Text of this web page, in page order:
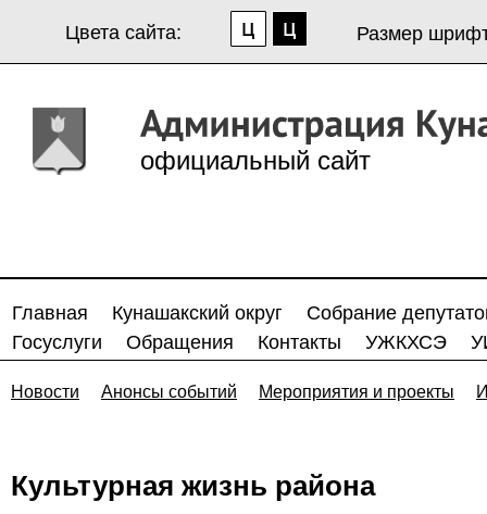
Цвета сайта: Размер
официальный сайт
Главная Кунашакский округ
Собрание
Госуслуги
Обращения Контакты УЖКХСЭ
Новости Анонсы событий Мероприятия и проекты
Культурная жизнь района